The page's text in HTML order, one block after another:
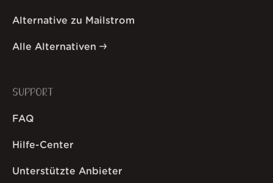
Alternative zu Mailstrom
Alle Alternativen
SUPPORT
FAQ
Hilfe-Center
Unterstützte Anbieter